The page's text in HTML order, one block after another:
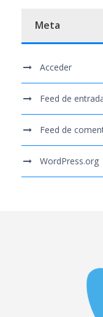
Meta
Acceder
Feed de
Feed de
WordPress.org